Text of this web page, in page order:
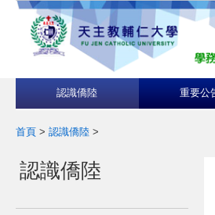
認識僑陸 重要公
首頁 > 認識僑陸 >
認識僑陸